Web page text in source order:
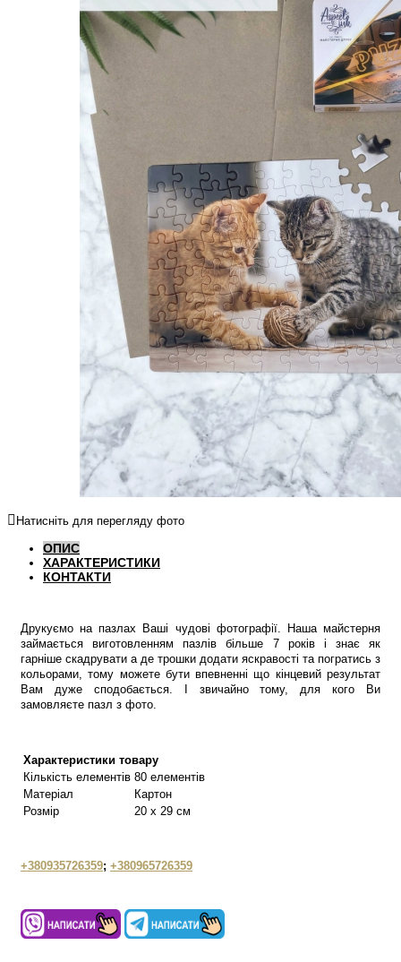
Натисніть для перегляду фото
ОПИС
ХАРАКТЕРИСТИКИ
КОНТАКТИ
Друкуємо на пазлах Ваші чудові фотографії. Наша майстерня
займається виготовленням пазлів більше 7 років і знає як
гарніше скадрувати а де трошки додати яскравості та погратись з
кольорами, тому можете бути впевненні що кінцевий результат
Вам дуже сподобається. І звичайно тому, для кого Ви
замовляєте пазл з фото.
Характеристики товару
Кількість елементів 80 елементів
Матеріал
Картон
Розмір
20 х 29 см
+380935726359; +380965726359